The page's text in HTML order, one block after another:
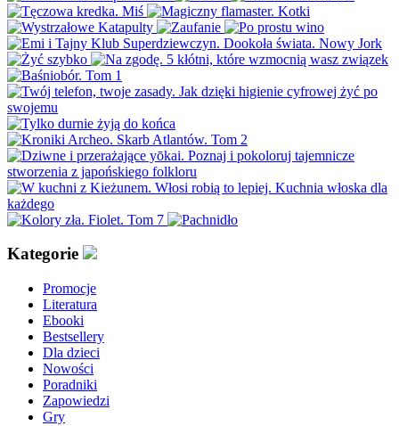
Kategorie
Promocje
Literatura
Ebooki
Bestsellery
Dla dzieci
Nowości
Poradniki
Zapowiedzi
Gry